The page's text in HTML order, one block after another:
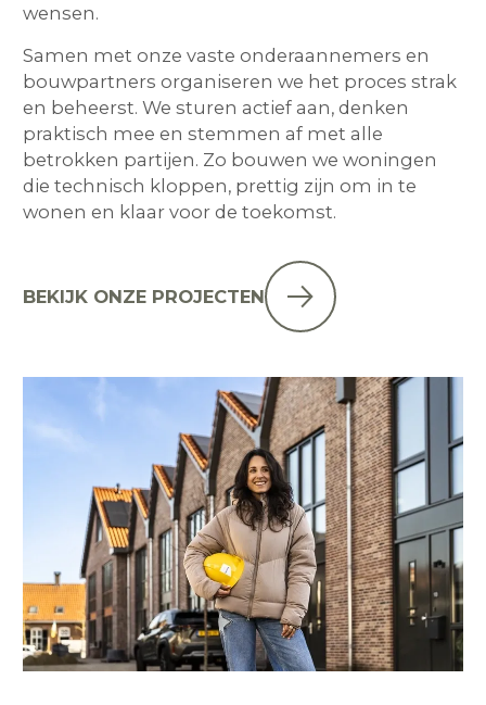
wensen.
Samen met onze vaste onderaannemers en
bouwpartners organiseren we het proces strak
en beheerst. We sturen actief aan, denken
praktisch mee en stemmen af met alle
betrokken partijen. Zo bouwen we woningen
die technisch kloppen, prettig zijn om in te
wonen en klaar voor de toekomst.
BEKIJK ONZE PROJECTEN